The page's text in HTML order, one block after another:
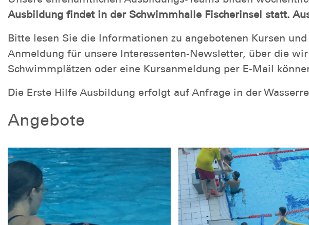
Ausbildung findet in der Schwimmhalle Fischerinsel statt.
Bitte lesen Sie die Informationen zu angebotenen Kursen
Anmeldung für unsere Interessenten-Newsletter, über die
Schwimmplätzen oder eine Kursanmeldung per E-Mail
Die Erste Hilfe Ausbildung erfolgt auf Anfrage in der
Angebote